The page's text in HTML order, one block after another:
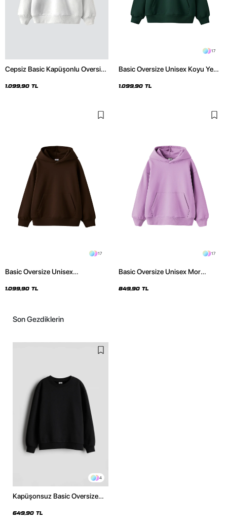
Cepsiz Basic Kapüşonlu Oversize
1.099,90 TL
17
Basic Oversize Unisex Koyu Yeşil
1.099,90 TL
17
Basic Oversize Unisex
1.099,90 TL
17
Basic Oversize Unisex Mor
849,90 TL
Son Gezdiklerin
4
Kapüşonsuz Basic Oversize
649,90 TL